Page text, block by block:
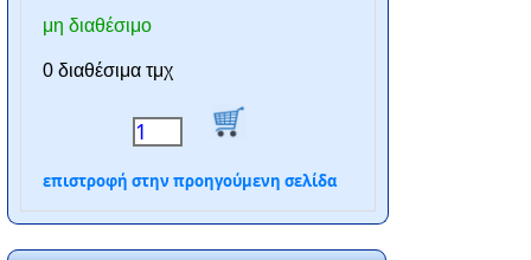
μη διαθέσιμο
0 διαθέσιμα τμχ
επιστροφή στην προηγούμενη σελίδα